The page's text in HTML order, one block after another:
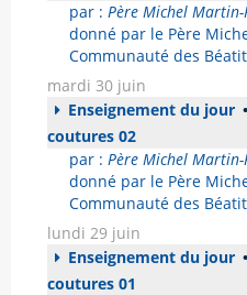
par : Père Michel Martin-
donné par le Père
Communauté des
mardi 30 juin
Enseignement du jour •
coutures 02
par : Père Michel Martin-
donné par le Père
Communauté des
lundi 29 juin
Enseignement du jour •
coutures 01